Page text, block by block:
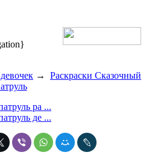
→ Раскраски Сказочный
ра ...
де ...